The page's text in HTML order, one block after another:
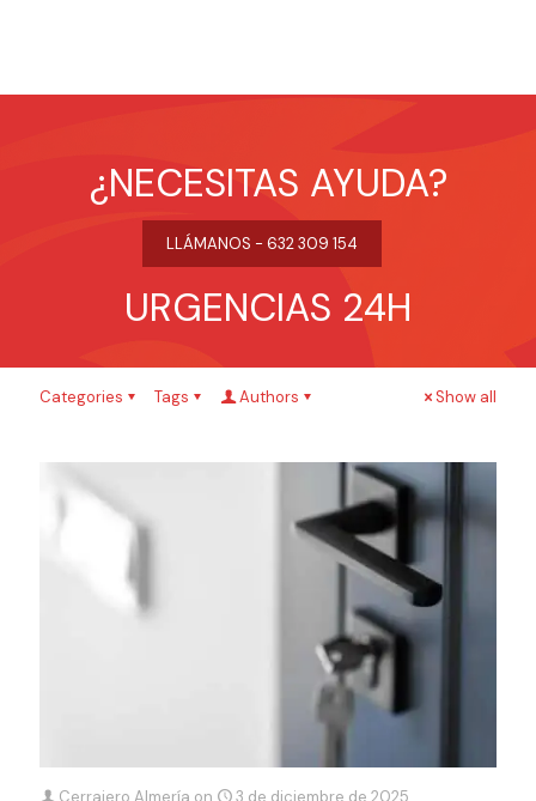
¿NECESITAS AYUDA?
LLÁMANOS - 632 309 154
URGENCIAS 24H
Categories Tags Authors Show all
Cerrajero Almería on 3 de diciembre de 2025